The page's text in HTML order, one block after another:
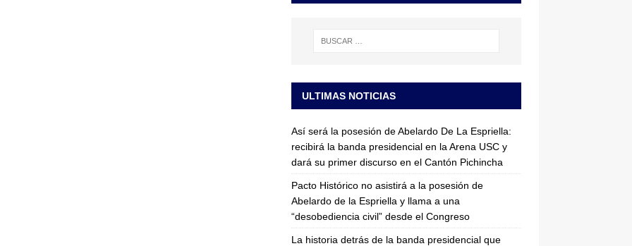
ULTIMAS NOTICIAS
Así será la posesión de Abelardo De La Espriella:
recibirá la banda presidencial en la Arena USC y
dará su primer discurso en el Cantón Pichincha
Pacto Histórico no asistirá a la posesión de
Abelardo de la Espriella y llama a una
“desobediencia civil” desde el Congreso
La historia detrás de la banda presidencial que